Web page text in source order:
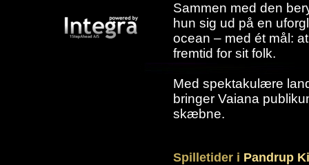
Sammen med den
hun sig ud på en
ocean – med ét mål:
fremtid for sit folk.
Med spektakulære
bringer Vaiana
skæbne.
Spilletider i Pandrup